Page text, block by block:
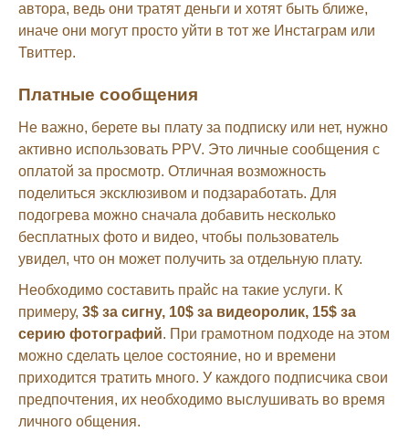
автора, ведь они тратят деньги и хотят быть ближе,
иначе они могут просто уйти в тот же Инстаграм или
Твиттер.
Платные сообщения
Не важно, берете вы плату за подписку или нет, нужно
активно использовать PPV. Это личные сообщения с
оплатой за просмотр. Отличная возможность
поделиться эксклюзивом и подзаработать. Для
подогрева можно сначала добавить несколько
бесплатных фото и видео, чтобы пользователь
увидел, что он может получить за отдельную плату.
Необходимо составить прайс на такие услуги. К
примеру, 3$ за сигну, 10$ за видеоролик, 15$ за
серию фотографий. При грамотном подходе на этом
можно сделать целое состояние, но и времени
приходится тратить много. У каждого подписчика свои
предпочтения, их необходимо выслушивать во время
личного общения.